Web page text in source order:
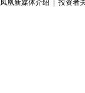
凤凰新媒体介绍 投资者